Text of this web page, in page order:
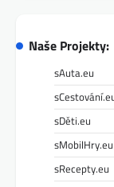
Naše Projekty:
sAuta.eu
sDěti.eu
sMobilHry.eu
sRecepty.eu